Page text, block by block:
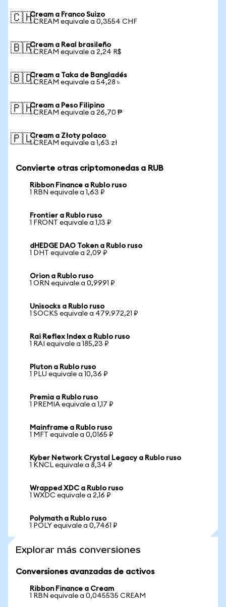
🇨🇭Cream a Franco Suizo
1 CREAM equivale a 0,3554 CHF
🇧🇷Cream a Real brasileño
1 CREAM equivale a 2,24 R$
🇧🇩Cream a Taka de Bangladés
1 CREAM equivale a 54,28 ৳
🇵🇭Cream a Peso Filipino
1 CREAM equivale a 26,70 ₱
🇵🇱Cream a Złoty polaco
1 CREAM equivale a 1,63 zł
Convierte otras criptomonedas a RUB
Ribbon Finance a Rublo ruso
1 RBN equivale a 1,63 ₽
Frontier a Rublo ruso
1 FRONT equivale a 1,13 ₽
dHEDGE DAO Token a Rublo ruso
1 DHT equivale a 2,09 ₽
Orion a Rublo ruso
1 ORN equivale a 0,9991 ₽
Unisocks a Rublo ruso
1 SOCKS equivale a 479.972,21 ₽
Rai Reflex Index a Rublo ruso
1 RAI equivale a 185,23 ₽
Pluton a Rublo ruso
1 PLU equivale a 10,36 ₽
Premia a Rublo ruso
1 PREMIA equivale a 1,17 ₽
Mainframe a Rublo ruso
1 MFT equivale a 0,0165 ₽
Kyber Network Crystal Legacy a Rublo ruso
1 KNCL equivale a 8,34 ₽
Wrapped XDC a Rublo ruso
1 WXDC equivale a 2,16 ₽
Polymath a Rublo ruso
1 POLY equivale a 0,7461 ₽
Explorar más conversiones
Conversiones avanzadas de activos
Ribbon Finance a Cream
1 RBN equivale a 0,045535 CREAM